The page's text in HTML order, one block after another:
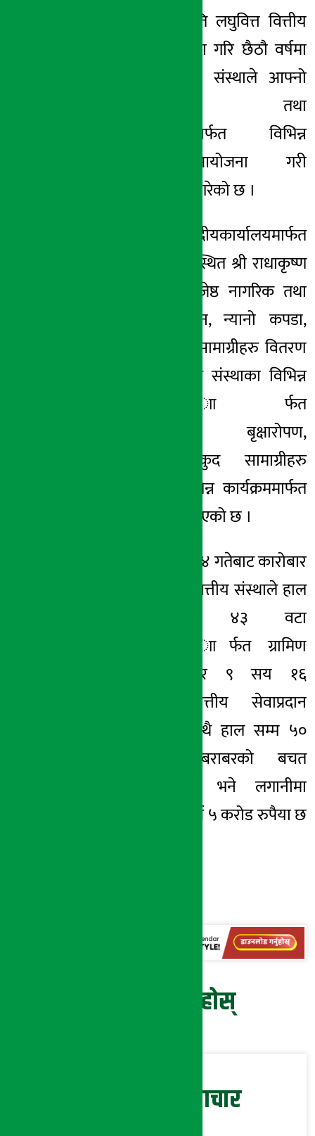
काठमाडौं । गणपति लघुवित्त वित्तीय
संस्था पाँचौ वर्ष पुरा गरि छैठौ वर्षमा
प्रवेश गरेको छ । संस्थाले आफ्नो
केन्द्रीयकार्यालय तथा
शाखाकार्यालयहरुमार्फत विभिन्न
कार्यक्रमहरु आयोजना गरी
वार्षिकोत्सव सम्पन्न गरेको छ ।
यसैअवसरमा केन्द्रीयकार्यालयमार्फत
पोखरा–३२ मा अवस्थित श्री राधाकृष्ण
बृद्धाश्रममा रहेका जेष्ठ नागरिक तथा
बटुकहरुलाई भोजन, न्यानो कपडा,
खेलकुद र शैक्षिक सामाग्रीहरु वितरण
गरिएको छ । साथै संस्थाका विभिन्न
शाखाकार्यालयहरु ाार्फत
सरसफाईकार्यक्रम, बृक्षारोपण,
शैक्षिकतथा खेलकुद सामाग्रीहरु
वितरण जस्ता विभिन्न कार्यक्रममार्फत
स्थापना दिवस मनाईएको छ ।
मिति २०७३ मंसिर २४ गतेबाट कारोबार
प्रारम्भ गरेको यस वित्तीय संस्थाले हाल
२३ जिल्लामा ४३ वटा
शाखाकार्यालयहरु ाार्फत ग्रामिण
क्षेत्रका ३२ हजार ९ सय १६
सदस्यहरुलाई वित्तीय सेवाप्रदान
गरिरहेको छ । साथै हाल सम्म ५०
करोड रुपैया बराबरको बचत
संकलनभएको छ भने लगानीमा
रहिरहेकाकर्जा २ अर्ब ५ करोड रुपैया छ
प्रतिक्रिया दिनुहोस्
सम्बन्धित समाचार